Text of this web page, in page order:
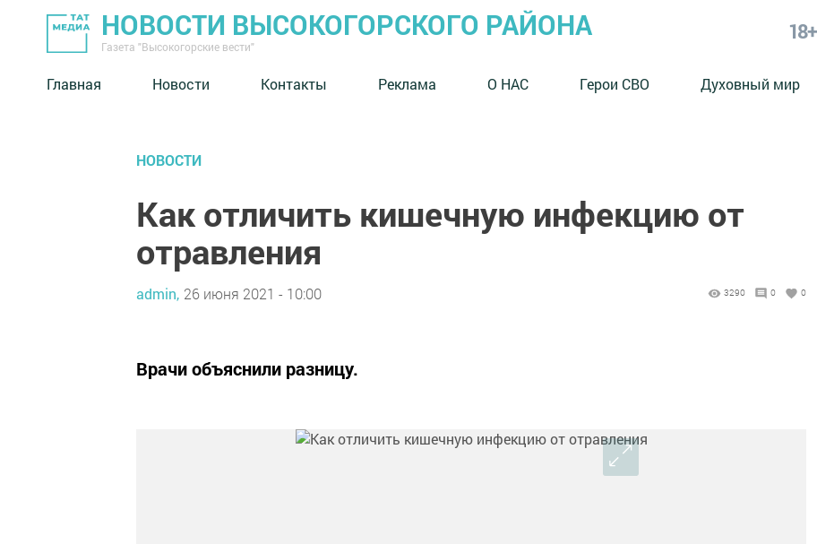
НОВОСТИ ВЫСОКОГОРСКОГО РАЙОНА
Газета "Высокогорские вести"
18+
Главная Новости Контакты Реклама О НАС Герои СВО Духовный мир
НОВОСТИ
Как отличить кишечную инфекцию от
отравления
admin, 26 июня 2021 - 10:00 3290 0 0
Врачи объяснили разницу.